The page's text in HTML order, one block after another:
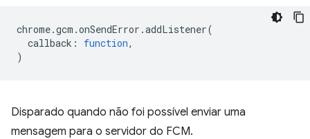
chrome.gcm .onSendError .addListener(
callback : function,
)
Disparado quando não foi possível enviar uma
mensagem para o servidor do FCM.